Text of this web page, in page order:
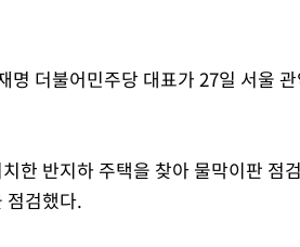
명 더불어민주당 대표가 27일 서울
한 반지하 주택을 찾아 물막이판 점
점검했다.